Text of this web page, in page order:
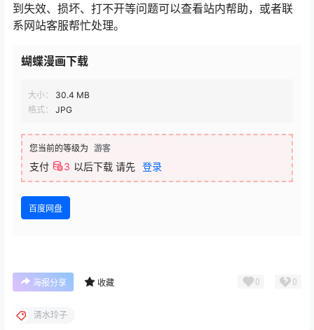
到失效、损坏、打不开等问题可以查看站内帮助，或者联
系网站客服帮忙处理。
蝴蝶漫画下载
大小：
30.4 MB
格式：
JPG
您当前的等级为 游客
支付 3 以后下载 请先 登录
百度网盘
海报分享 收藏 0 0
清水玲子